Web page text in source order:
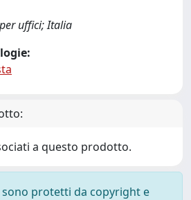
uffici; Italia
a questo prodotto.
sono protetti da copyright e